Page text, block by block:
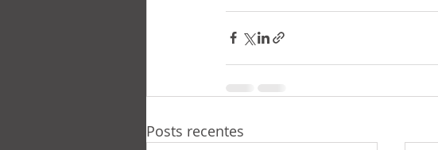
Posts recentes